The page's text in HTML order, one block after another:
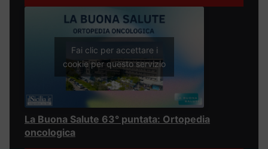
Fai clic per accettare i
cookie per questo servizio
La Buona Salute 63° puntata: Ortopedia
oncologica